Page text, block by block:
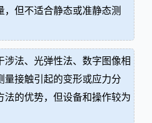
，但不适合静态或准静态测
法、光弹性法、数字图像相
量接触引起的变形或应力分
的优势，但设备和操作较为